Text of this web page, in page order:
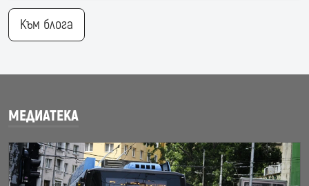
Към блога
МЕДИАТЕКА